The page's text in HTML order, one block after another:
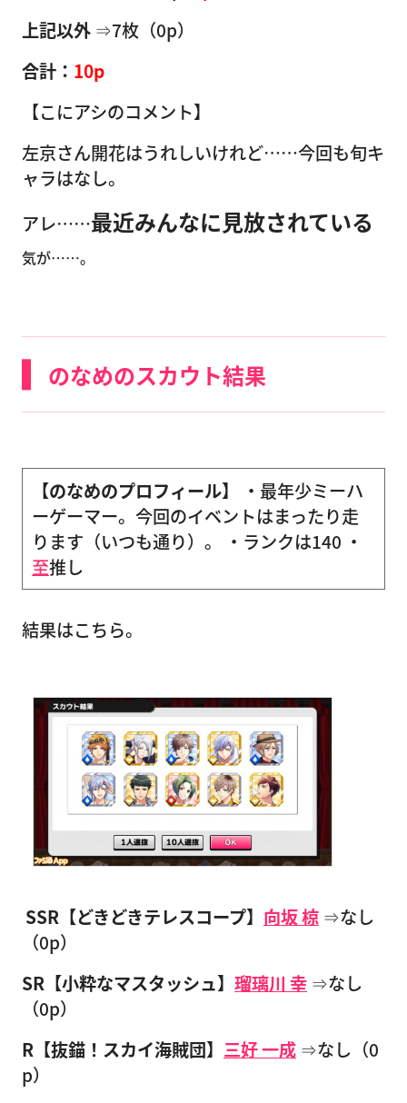
上記以外 ⇒7枚（0p）
合計： 10p
【こにアシのコメント】
左京さん開花はうれしいけれど……今回も旬キ
ャラはなし。
アレ……最近みんなに見放されている
気が……。
のなめのスカウト結果
【のなめのプロフィール】
・最年少ミーハ
ーゲーマー。今回のイベントはまったり走
ります（いつも通り）。 ・ランクは140 ・
至推し
結果はこちら。
SSR【どきどきテレスコープ】 向坂 椋 ⇒なし
（0p）
SR【小粋なマスタッシュ】 瑠璃川 幸 ⇒なし
（0p）
R【抜錨！スカイ海賊団】 三好 一成 ⇒なし（0
p）